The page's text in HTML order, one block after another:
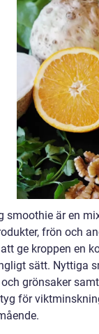
smoothie är en
frön och
ge kroppen en
sätt. Nyttiga
grönsaker
för